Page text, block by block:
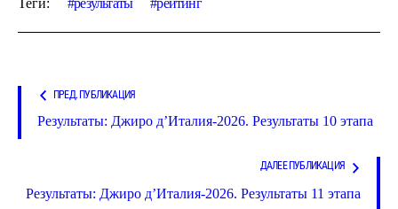
Теги: результаты рейтинг
ПРЕД. ПУБЛИКАЦИЯ
Результаты: Джиро д’Италия-2026. Результаты 10 этапа
ДАЛЕЕ ПУБЛИКАЦИЯ
Результаты: Джиро д’Италия-2026. Результаты 11 этапа